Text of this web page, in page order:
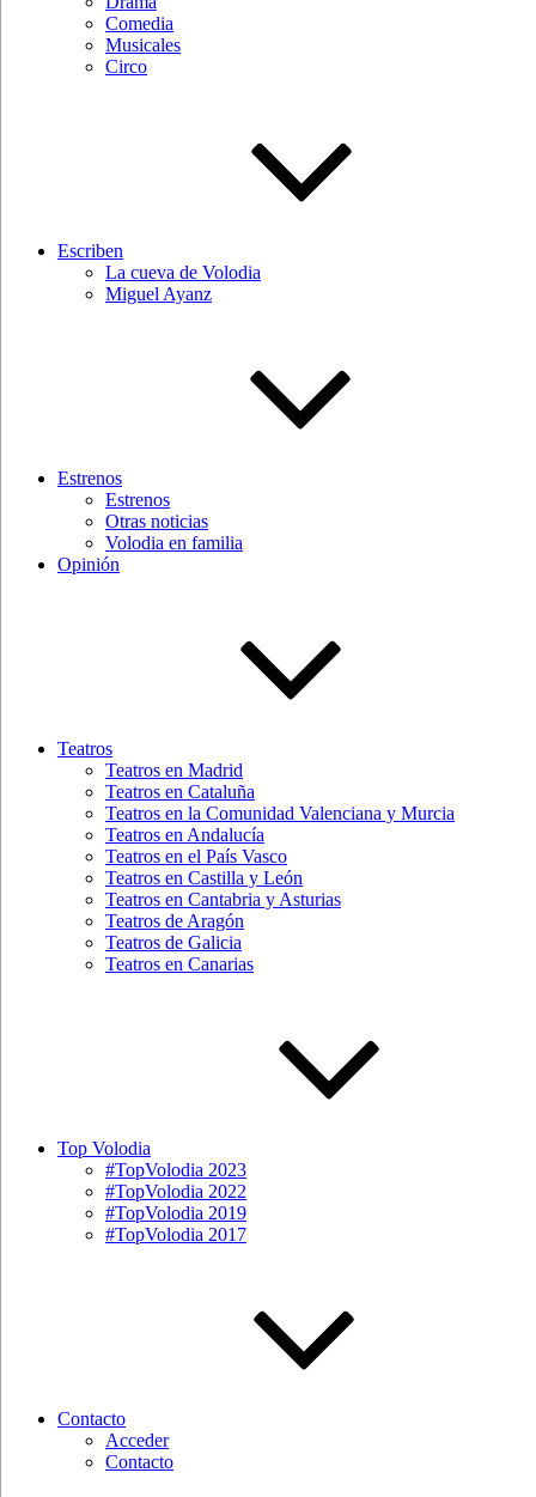
Comedia
Musicales
Circo
Escriben
La cueva de Volodia
Miguel Ayanz
Estrenos
Estrenos
Otras noticias
Volodia en familia
Opinión
Teatros
Teatros en Madrid
Teatros en Cataluña
Teatros en la Comunidad Valenciana y Murcia
Teatros en Andalucía
Teatros en el País Vasco
Teatros en Castilla y León
Teatros en Cantabria y Asturias
Teatros de Aragón
Teatros de Galicia
Teatros en Canarias
Top Volodia
#TopVolodia 2023
#TopVolodia 2022
#TopVolodia 2019
#TopVolodia 2017
Contacto
Acceder
Contacto